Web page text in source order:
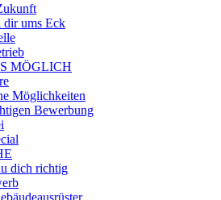
dir ums Eck
MÖGLICH
Möglichkeiten
Bewerbung
dich richtig